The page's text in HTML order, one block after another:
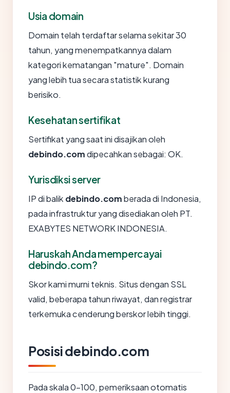
Usia domain
Domain telah terdaftar selama sekitar 30
tahun, yang menempatkannya dalam
kategori kematangan "mature". Domain
yang lebih tua secara statistik kurang
berisiko.
Kesehatan sertifikat
Sertifikat yang saat ini disajikan oleh
debindo.comdipecahkan sebagai: OK.
Yurisdiksi server
IP di balik debindo.comberada di Indonesia,
pada infrastruktur yang disediakan oleh PT.
EXABYTES NETWORK INDONESIA.
Haruskah Anda mempercayai
debindo.com?
Skor kami murni teknis. Situs dengan SSL
valid, beberapa tahun riwayat, dan registrar
terkemuka cenderung berskor lebih tinggi.
Posisi debindo.com
Pada skala 0-100, pemeriksaan otomatis